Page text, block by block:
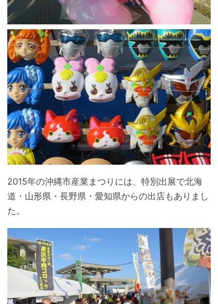
2015年の沖縄市産業まつりには、特別出展で北海
道・山形県・長野県・愛知県からの出店もありまし
た。